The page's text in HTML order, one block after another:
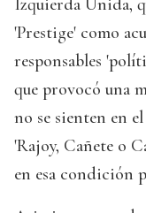
Izquierda Unida,
'Prestige' como
responsables
que provocó una
no se sienten en
'Rajoy, Cañete o
en esa condición